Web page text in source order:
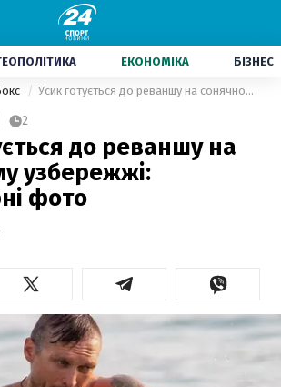
ЕКОНОМІКА БІЗНЕС
Усик готується до реваншу на сонячному узбережжі: неймовірні фото
2
до реваншу на
узбережжі:
фото